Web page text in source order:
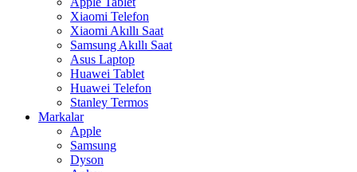
Xiaomi Telefon
Xiaomi Akıllı Saat
Samsung Akıllı Saat
Asus Laptop
Huawei Tablet
Huawei Telefon
Stanley Termos
Markalar
Apple
Samsung
Dyson